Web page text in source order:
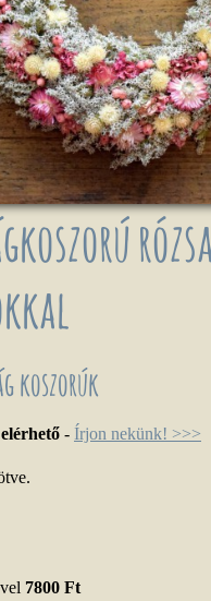
koszorúk
- Írjon nekünk! >>>
7800 Ft